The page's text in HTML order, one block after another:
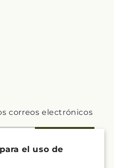
el uso de
correos electrónicos